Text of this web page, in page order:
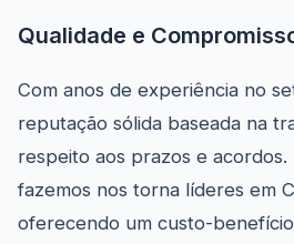
Qualidade e
Com anos de experiência no
reputação sólida baseada na
respeito aos prazos e
fazemos nos torna líderes em
oferecendo um custo-